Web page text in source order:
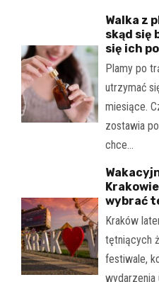
Walka z
skąd się
się ich
Plamy po
utrzymać
miesiące.
zostawia
chce…
wybrać
Kraków
tętniących
festiwale,
wydarzenia